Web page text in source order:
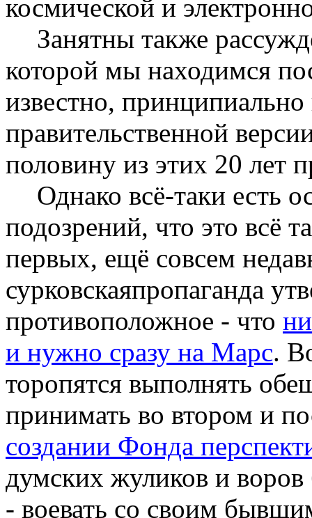
космической и
Занятны также
которой мы находимся
известно,
правительственной
половину из этих 20 лет
Однако всё-таки есть
подозрений, что это всё
первых, ещё совсем
сурковскаяпропаганда
противоположное - что
и нужно сразу на Марс.
торопятся выполнять
принимать во втором и
создании Фонда
думских жуликов и воров
- воевать со своим